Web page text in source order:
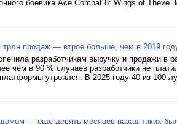
боевика Ace Combat 8: Wings of Theve.
трлн продаж — втрое больше, чем в 2019
разработчикам выручку и продажи в
в 90 % случаев разработчики не
утроился. В 2025 году 40 из 100
— ещё девять месяцев назад таких